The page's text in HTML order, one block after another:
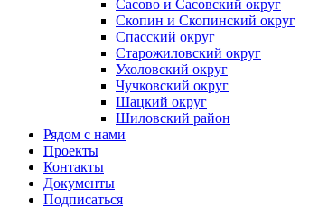
Сасово и Сасовский округ
Скопин и Скопинский округ
Спасский округ
Старожиловский округ
Ухоловский округ
Чучковский округ
Шацкий округ
Шиловский район
Рядом с нами
Проекты
Контакты
Документы
Подписаться